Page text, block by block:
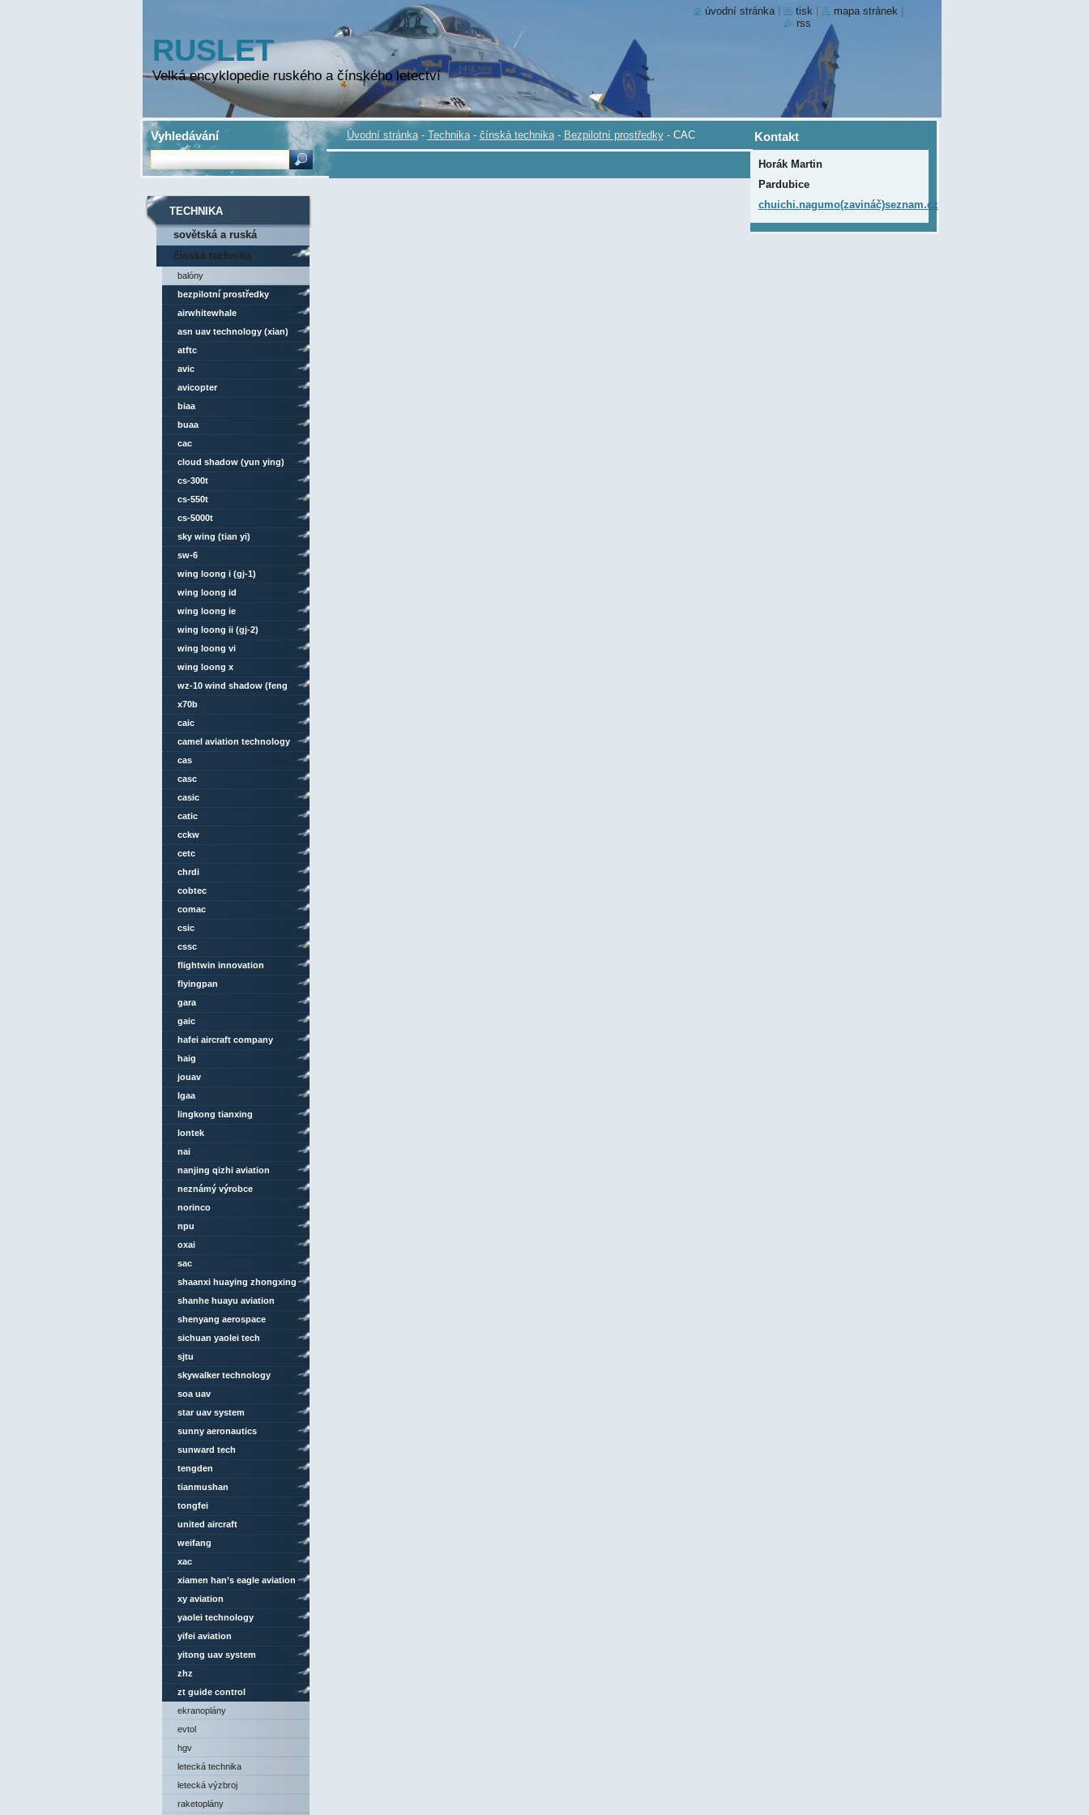
RUSLET
Velká encyklopedie ruského a čínského letectví
Úvodní stránka - Technika - čínská technika - Bezpilotní prostředky - CAC
TECHNIKA
sovětská a ruská
technika
čínská technika
balóny
bezpilotní prostředky
airwhitewhale
asn uav technology (xian)
atftc
avic
avicopter
biaa
buaa
cac
cloud shadow (yun ying)
cs-300t
cs-550t
cs-5000t
sky wing (tian yi)
sw-6
wing loong i (gj-1)
wing loong id
wing loong ie
wing loong ii (gj-2)
wing loong vi
wing loong x
wz-10 wind shadow (feng
ying)
x70b
caic
camel aviation technology
cas
casc
casic
catic
cckw
cetc
chrdi
cobtec
comac
csic
cssc
flightwin innovation
technology
flyingpan
gara
gaic
hafei aircraft company
haig
jouav
lgaa
lingkong tianxing
technology
lontek
nai
nanjing qizhi aviation
technology
neznámý výrobce
norinco
npu
oxai
sac
shaanxi huaying zhongxing
aviation technology
shanhe huayu aviation
shenyang aerospace
university
sichuan yaolei tech
sjtu
skywalker technology
soa uav
star uav system
sunny aeronautics
sunward tech
tengden
tianmushan
tongfei
united aircraft
weifang
xac
xiamen han’s eagle aviation
technology
xy aviation
yaolei technology
yifei aviation
yitong uav system
zhz
zt guide control
ekranoplány
evtol
hgv
letecká technika
letecká výzbroj
raketoplány
Kontakt
Horák Martin
Pardubice
chuichi.nagumo(zavináč)seznam.cz
Vyhledávání
úvodní stránka tisk mapa stránek
rss